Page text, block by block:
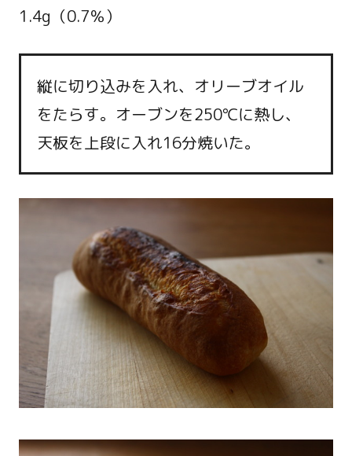
1.4g（0.7％）
縦に切り込みを入れ、オリーブオイル
をたらす。オーブンを250℃に熱し、
天板を上段に入れ16分焼いた。